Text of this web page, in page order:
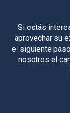
Si estás
aprovechar su
el siguiente
nosotros el